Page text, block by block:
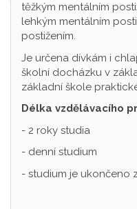
těžkým mentálním
lehkým mentálním
postižením.
Je určena dívkám i
školní docházku v
základní škole
Délka vzdělávacího
- 2 roky studia
- denní studium
- studium je ukončeno